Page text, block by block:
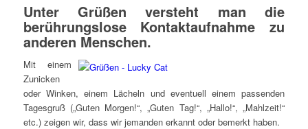
Unter Grüßen versteht man die
berührungslose Kontaktaufnahme zu
anderen Menschen.
Mit einem
Zunicken
oder Winken, einem Lächeln und eventuell einem passenden
Tagesgruß („Guten Morgen!“, „Guten Tag!“, „Hallo!“, „Mahlzeit!“
etc.) zeigen wir, dass wir jemanden erkannt oder bemerkt haben.